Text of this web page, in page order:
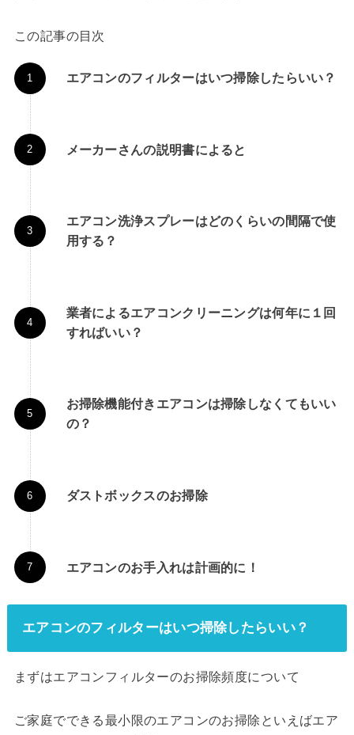
この記事の目次
エアコンのフィルターはいつ掃除したらいい？
メーカーさんの説明書によると
エアコン洗浄スプレーはどのくらいの間隔で使
用する？
業者によるエアコンクリーニングは何年に１回
すればいい？
お掃除機能付きエアコンは掃除しなくてもいい
の？
ダストボックスのお掃除
エアコンのお手入れは計画的に！
エアコンのフィルターはいつ掃除したらいい？
まずはエアコンフィルターのお掃除頻度について
ご家庭でできる最小限のエアコンのお掃除といえばエア